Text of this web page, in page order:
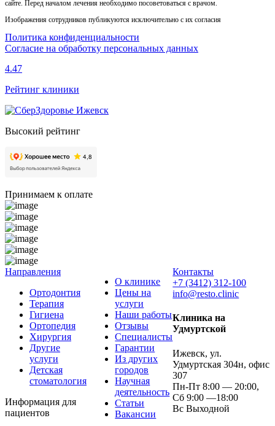
сайте. Перед началом лечения необходимо посоветоваться с врачом.
Изображения сотрудников публикуются исключительно с их согласия
Политика конфиденциальности
Согласие на обработку персональных данных
4.47
Рейтинг клиники
Высокий рейтинг
Принимаем к оплате
Направления
Ортодонтия
Терапия
Гигиена
Ортопедия
Хирургия
Другие
услуги
Детская
стоматология
Информация для
пациентов
О клинике
Цены на
услуги
Наши работы
Отзывы
Специалисты
Гарантии
Из других
городов
Научная
деятельность
Статьи
Вакансии
Контакты
+7 (3412) 312-100
info@resto.clinic
Клиника на
Удмуртской
Ижевск, ул.
Удмуртская 304н, офис
307
Пн-Пт 8:00 — 20:00,
Сб 9:00 —18:00
Вс Выходной